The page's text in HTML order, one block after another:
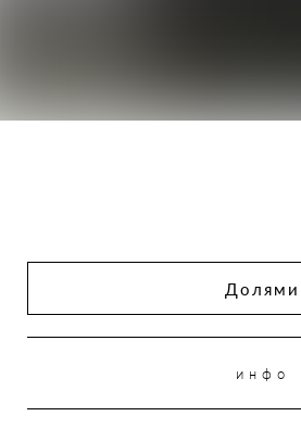
Долями
инфо